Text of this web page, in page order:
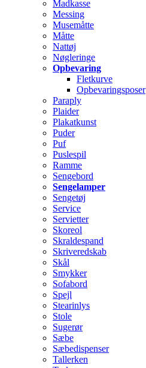
Madkasse
Messing
Musemåtte
Måtte
Nattøj
Nøgleringe
Opbevaring
Fletkurve
Opbevaringsposer
Paraply
Plaider
Plakatkunst
Puder
Puf
Puslespil
Ramme
Sengebord
Sengelamper
Sengetøj
Service
Servietter
Skoreol
Skraldespand
Skriveredskab
Skål
Smykker
Sofabord
Spejl
Stearinlys
Stole
Sugerør
Sæbe
Sæbedispenser
Tallerken